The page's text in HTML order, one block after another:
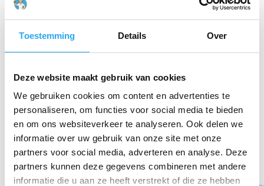
Toestemming Details Over
Deze website maakt gebruik van cookies
We gebruiken cookies om content en advertenties te
personaliseren, om functies voor social media te bieden
en om ons websiteverkeer te analyseren. Ook delen we
informatie over uw gebruik van onze site met onze
partners voor social media, adverteren en analyse. Deze
partners kunnen deze gegevens combineren met andere
informatie die u aan ze heeft verstrekt of die ze hebben
Gerelateerde producten
Spraydispenser